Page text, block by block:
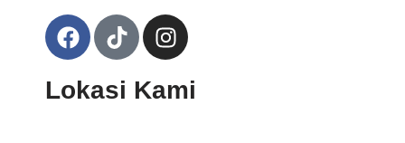
Lokasi Kami